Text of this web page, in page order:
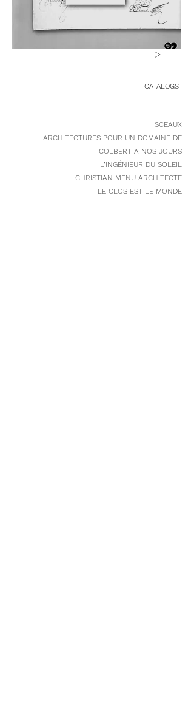
>
CATALOGS
SCEAUX
ARCHITECTURES POUR UN DOMAINE DE
COLBERT A NOS JOURS
L’INGÉNIEUR DU SOLEIL
CHRISTIAN MENU ARCHITECTE
LE CLOS EST LE MONDE